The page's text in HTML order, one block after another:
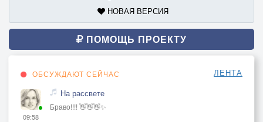
НОВАЯ ВЕРСИЯ
ПОМОЩЬ ПРОЕКТУ
ОБСУЖДАЮТ СЕЙЧАС ЛЕНТА
09:58
На рассвете
Браво!!!! 👋👋👋✨